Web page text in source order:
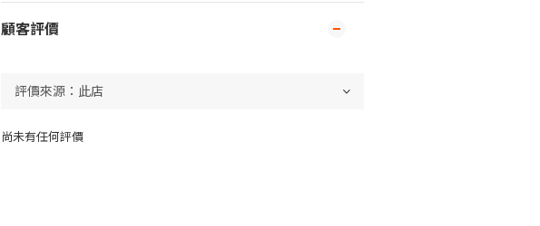
顧客評價
尚未有任何評價